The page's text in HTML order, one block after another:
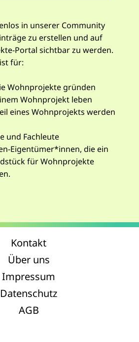
in unserer Community
zu erstellen und auf
Portal sichtbar zu werden.
für:
Wohnprojekte gründen
Wohnprojekt leben
eines Wohnprojekts werden
und Fachleute
Eigentümer*innen, die ein
für Wohnprojekte
Kontakt
Über uns
Impressum
Datenschutz
AGB